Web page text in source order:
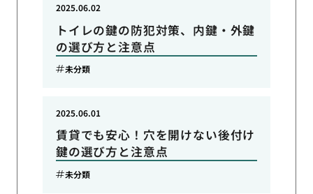
トイレの鍵の防犯対策、内鍵・外鍵
の選び方と注意点
2025.06.02
未分類
賃貸でも安心！穴を開けない後付け
鍵の選び方と注意点
2025.06.01
未分類